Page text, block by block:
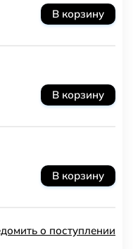
В корзину
В корзину
В корзину
о поступлении